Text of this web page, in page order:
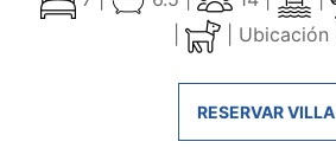
Ubicación
RESERVAR VILLA